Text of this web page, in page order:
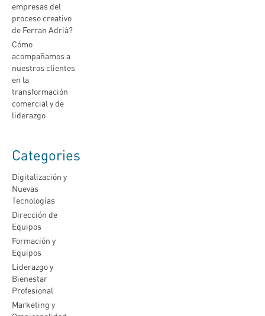
empresas del
proceso creativo
de Ferran Adrià?
Cómo
acompañamos a
nuestros clientes
en la
transformación
comercial y de
liderazgo
Categories
Digitalización y
Nuevas
Tecnologías
Dirección de
Equipos
Formación y
Equipos
Liderazgo y
Bienestar
Profesional
Marketing y